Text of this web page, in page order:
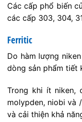
Các cấp phổ biến
các cấp 303, 304,
Ferritic
Do hàm lượng
dòng sản phẩm tiết
Trong khi ít niken,
molypden, niobi và
và cải thiện khả